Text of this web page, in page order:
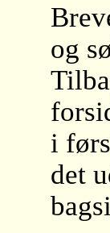
og
i
det